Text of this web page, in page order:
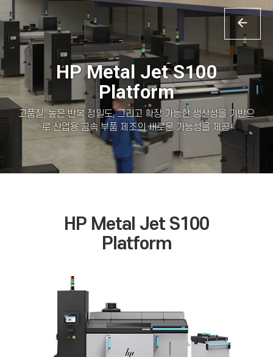
HP Metal Jet S100
Platform
고품질, 높은 반복 정밀도, 그리고 확장 가능한 생산성을 기반으
로 산업용 금속 부품 제조의 새로운 가능성을 제공!
HP Metal Jet S100
Platform